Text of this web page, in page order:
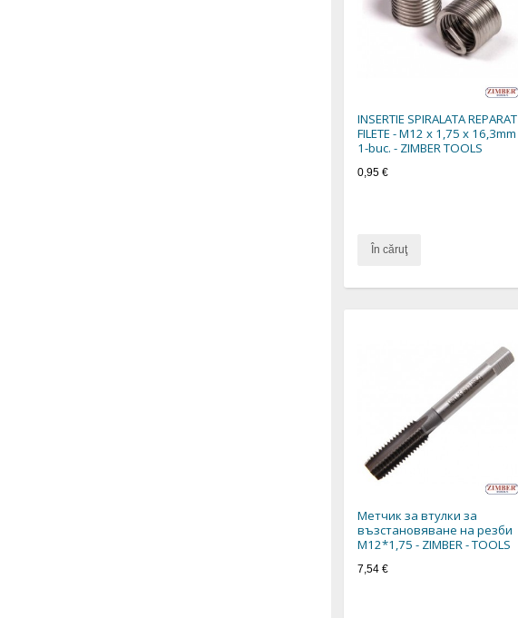
INSERTIE SPIRALATA REPARAT
FILETE - M12 x 1,75 x 16,3mm
1-buc. - ZIMBER TOOLS
0,95 €
În căruţ
Метчик за втулки за
възстановяване на резби
M12*1,75 - ZIMBER - TOOLS
7,54 €